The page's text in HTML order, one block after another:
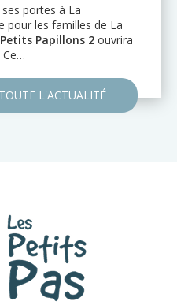
d'annoncer l'ouverture
établissement auPort (97420)
l'Océan…